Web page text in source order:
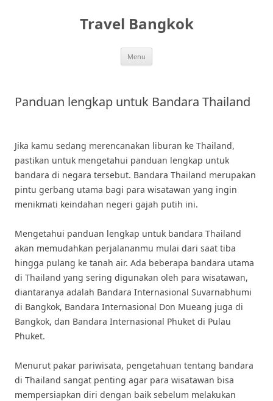
Travel Bangkok
Menu
Panduan lengkap untuk Bandara Thailand
Jika kamu sedang merencanakan liburan ke Thailand,
pastikan untuk mengetahui panduan lengkap untuk
bandara di negara tersebut. Bandara Thailand merupakan
pintu gerbang utama bagi para wisatawan yang ingin
menikmati keindahan negeri gajah putih ini.
Mengetahui panduan lengkap untuk bandara Thailand
akan memudahkan perjalananmu mulai dari saat tiba
hingga pulang ke tanah air. Ada beberapa bandara utama
di Thailand yang sering digunakan oleh para wisatawan,
diantaranya adalah Bandara Internasional Suvarnabhumi
di Bangkok, Bandara Internasional Don Mueang juga di
Bangkok, dan Bandara Internasional Phuket di Pulau
Phuket.
Menurut pakar pariwisata, pengetahuan tentang bandara
di Thailand sangat penting agar para wisatawan bisa
mempersiapkan diri dengan baik sebelum melakukan